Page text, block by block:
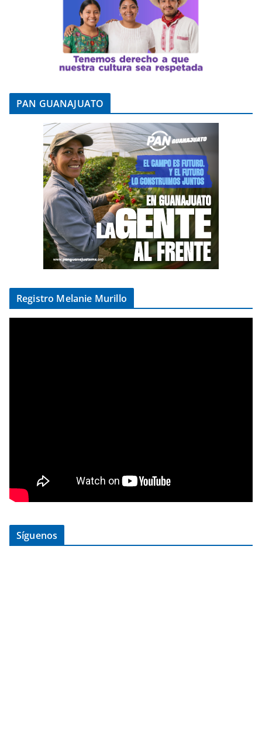
PAN GUANAJUATO
Registro Melanie Murillo
Síguenos